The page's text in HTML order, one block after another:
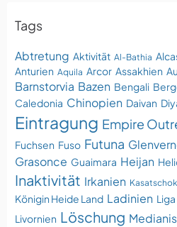
Tags
Abtretung Aktivität Al-Bathia
Anturien Aquila Arcor Assakhien
Barnstorvia Bazen Bengali
Caledonia Chinopien Daivan
Eintragung Empire
Fuchsen Fuso Futuna
Grasonce Guaimara Heijan
Inaktivität Irkanien Kasatschok
Königin Heide Land Ladinien
Livornien Löschung